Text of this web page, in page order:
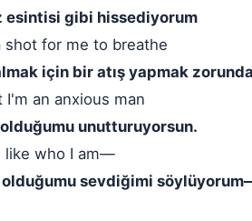
esintisi gibi hissediyorum
shot for me to breathe
için bir atış yapmak
an anxious man
unutturuyorsun.
like who I am—
olduğumu sevdiğimi